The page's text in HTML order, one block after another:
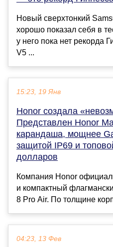
Новый сверхтонкий
хорошо показал себя в
у него пока нет рекорда
V5 ...
15:23, 19 Янв
Honor создала
Представлен Honor
карандаша, мощнее
защитой IP69 и
долларов
Компания Honor
и компактный
8 Pro Air. По толщине
04:23, 13 Фев